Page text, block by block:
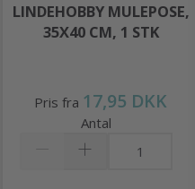
LINDEHOBBY MULEPOSE,
35X40 CM, 1 STK
Pris fra 17,95 DKK
Antal